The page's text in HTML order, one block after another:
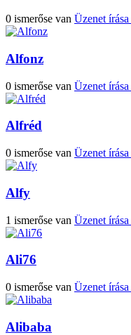
0 ismerőse van Üzenet írása
Alfonz
0 ismerőse van Üzenet írása
Alfréd
0 ismerőse van Üzenet írása
Alfy
1 ismerőse van Üzenet írása
Ali76
0 ismerőse van Üzenet írása
Alibaba